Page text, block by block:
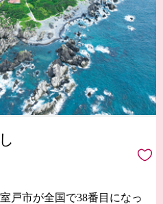
戸市が全国で38番目になっ